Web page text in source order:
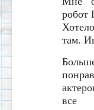
робот
там.
все